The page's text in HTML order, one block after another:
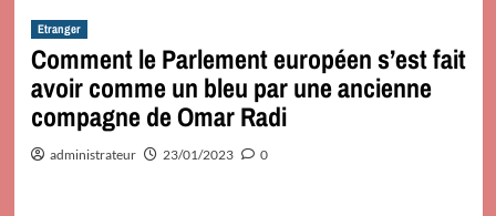
Etranger
Comment le Parlement européen s’est fait
avoir comme un bleu par une ancienne
compagne de Omar Radi
administrateur 23/01/2023 0